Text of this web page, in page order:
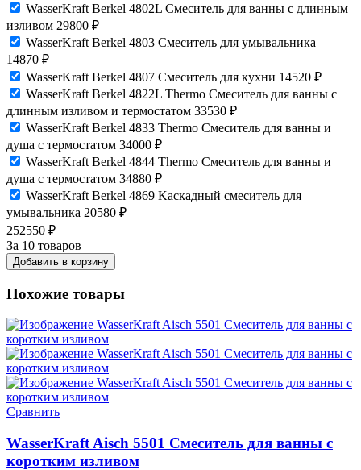
WasserKraft Berkel 4802L Смеситель для ванны с длинным
изливом 29800 ₽
WasserKraft Berkel 4803 Смеситель для умывальника
14870 ₽
WasserKraft Berkel 4807 Смеситель для кухни 14520 ₽
WasserKraft Berkel 4822L Thermo Смеситель для ванны с
длинным изливом и термостатом 33530 ₽
WasserKraft Berkel 4833 Thermo Cмеситель для ванны и
душа с термостатом 34000 ₽
WasserKraft Berkel 4844 Thermo Смеситель для ванны и
душа с термостатом 34880 ₽
WasserKraft Berkel 4869 Kаскадный смеситель для
умывальника 20580 ₽
252550 ₽
За 10 товаров
Добавить в корзину
Похожие товары
Сравнить
WasserKraft Aisch 5501 Смеситель для ванны с
коротким изливом